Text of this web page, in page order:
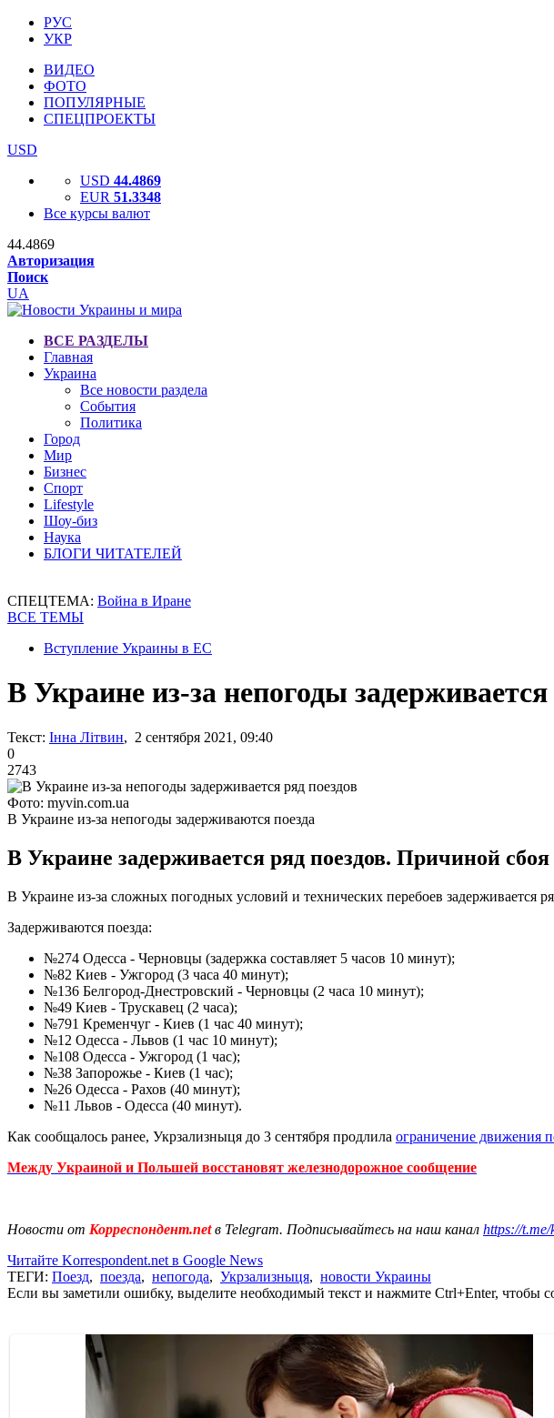
РУС
УКР
ВИДЕО
ФОТО
ПОПУЛЯРНЫЕ
СПЕЦПРОЕКТЫ
USD
USD 44.4869
EUR 51.3348
Все курсы валют
44.4869
Авторизация
Поиск
UA
ВСЕ РАЗДЕЛЫ
Главная
Украина
Все новости раздела
События
Политика
Город
Мир
Бизнес
Спорт
Lifestyle
Шоу-биз
Наука
БЛОГИ ЧИТАТЕЛЕЙ
СПЕЦТЕМА: Война в Иране
ВСЕ ТЕМЫ
Вступление Украины в ЕС
В Украине из-за непогоды задерживается
Текст: Інна Літвин, 2 сентября 2021, 09:40
0
2743
Фото: myvin.com.ua
В Украине из-за непогоды задерживаются поезда
В Украине задерживается ряд поездов. Причиной
В Украине из-за сложных погодных условий и технических перебоев задерживается
Задерживаются поезда:
№274 Одесса - Черновцы (задержка составляет 5 часов 10 минут);
№82 Киев - Ужгород (3 часа 40 минут);
№136 Белгород-Днестровский - Черновцы (2 часа 10 минут);
№49 Киев - Трускавец (2 часа);
№791 Кременчуг - Киев (1 час 40 минут);
№12 Одесса - Львов (1 час 10 минут);
№108 Одесса - Ужгород (1 час);
№38 Запорожье - Киев (1 час);
№26 Одесса - Рахов (40 минут);
№11 Львов - Одесса (40 минут).
Как сообщалось ранее, Укрзализныця до 3 сентября продлила ограничение движения
Между Украиной и Польшей восстановят железнодорожное сообщение
Новости от Корреспондент.netв Telegram. Подписывайтесь на наш канал https://t.me/
Читайте Korrespondent.net в Google News
ТЕГИ: Поезд, поезда, непогода, Укрзализныця, новости Украины
Если вы заметили ошибку, выделите необходимый текст и нажмите Ctrl+Enter, чтобы